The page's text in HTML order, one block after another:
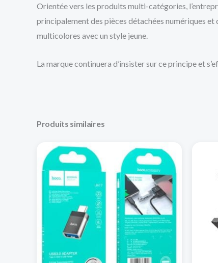
Orientée vers les produits multi-catégories,
principalement des pièces détachées numériques
multicolores avec un style jeune.
La marque continuera d’insister sur ce principe et
Produits similaires